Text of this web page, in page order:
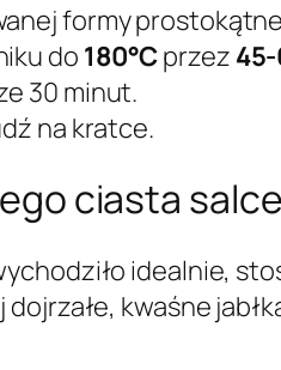
formy
do 180°Cprzez
30 minut.
na kratce.
ciasta
idealnie,
kwaśne